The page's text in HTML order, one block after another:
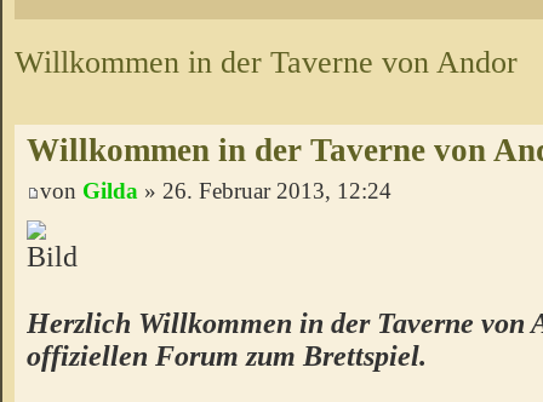
Willkommen in der Taverne von Andor
Willkommen in der Taverne von
von Gilda » 26. Februar 2013, 12:24
Herzlich Willkommen in der Taverne von
offiziellen Forum zum Brettspiel.